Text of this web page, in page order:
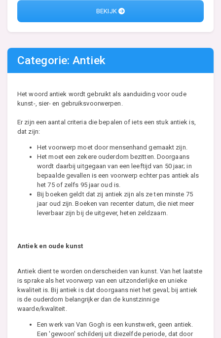
BEKIJK
Categorie: Antiek
Het woord antiek wordt gebruikt als aanduiding voor oude
kunst-, sier- en gebruiksvoorwerpen.
Er zijn een aantal criteria die bepalen of iets een stuk antiek is,
dat zijn:
Het voorwerp moet door mensenhand gemaakt zijn.
Het moet een zekere ouderdom bezitten. Doorgaans
wordt daarbij uitgegaan van een leeftijd van 50 jaar; in
bepaalde gevallen is een voorwerp echter pas antiek als
het 75 of zelfs 95 jaar oud is.
Bij boeken geldt dat zij antiek zijn als ze ten minste 75
jaar oud zijn. Boeken van recenter datum, die niet meer
leverbaar zijn bij de uitgever, heten zeldzaam.
Antiek en oude kunst
Antiek dient te worden onderscheiden van kunst. Van het laatste
is sprake als het voorwerp van een uitzonderlijke en unieke
kwaliteit is. Bij antiek is dat doorgaans niet het geval; bij antiek
is de ouderdom belangrijker dan de kunstzinnige
waarde/kwaliteit.
Een werk van Van Gogh is een kunstwerk, geen antiek.
Een 'gewoon' schilderij uit diezelfde periode, dat door